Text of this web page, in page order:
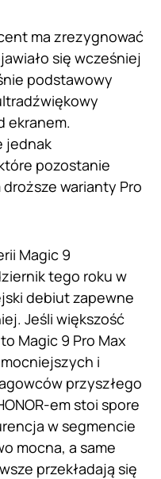
ma zrezygnować
się wcześniej
podstawowy
ekranem.
jednak
pozostanie
warianty Pro
Magic 9
tego roku w
debiut zapewne
Jeśli większość
Magic 9 Pro Max
i
przyszłego
em stoi spore
w segmencie
mocna, a same
przekładają się